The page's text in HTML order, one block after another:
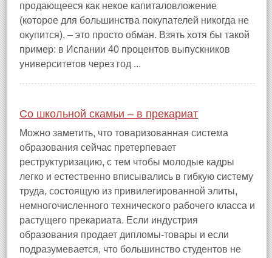
продающееся как некое капиталовложение
(которое для большинства покупателей никогда не
окупится), – это просто обман. Взять хотя бы такой
пример: в Испании 40 процентов выпускников
университетов через год ...
Со школьной скамьи – в прекариат
Можно заметить, что товаризованная система
образования сейчас претерпевает
реструктуризацию, с тем чтобы молодые кадры
легко и естественно вписывались в гибкую систему
труда, состоящую из привилегированной элиты,
немногочисленного технического рабочего класса и
растущего прекариата. Если индустрия
образования продает дипломы‑товары и если
подразумевается, что большинство студентов не